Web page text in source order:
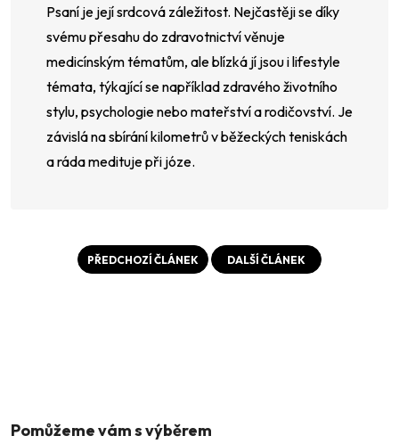
Psaní je její srdcová záležitost. Nejčastěji se díky
svému přesahu do zdravotnictví věnuje
medicínským tématům, ale blízká jí jsou i lifestyle
témata, týkající se například zdravého životního
stylu, psychologie nebo mateřství a rodičovství. Je
závislá na sbírání kilometrů v běžeckých teniskách
a ráda medituje při józe.
PŘEDCHOZÍ ČLÁNEK DALŠÍ ČLÁNEK